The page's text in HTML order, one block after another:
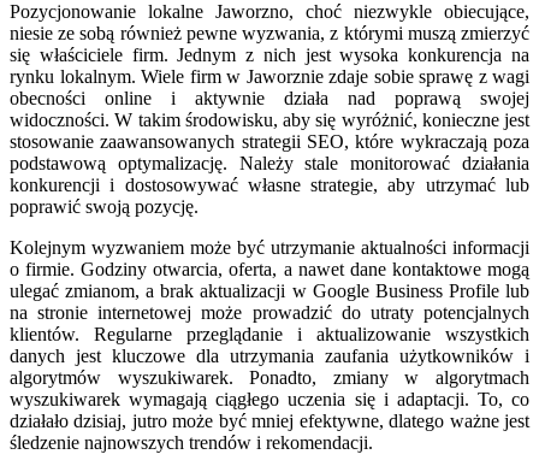
Pozycjonowanie lokalne Jaworzno, choć niezwykle obiecujące,
niesie ze sobą również pewne wyzwania, z którymi muszą zmierzyć
się właściciele firm. Jednym z nich jest wysoka konkurencja na
rynku lokalnym. Wiele firm w Jaworznie zdaje sobie sprawę z wagi
obecności online i aktywnie działa nad poprawą swojej
widoczności. W takim środowisku, aby się wyróżnić, konieczne jest
stosowanie zaawansowanych strategii SEO, które wykraczają poza
podstawową optymalizację. Należy stale monitorować działania
konkurencji i dostosowywać własne strategie, aby utrzymać lub
poprawić swoją pozycję.
Kolejnym wyzwaniem może być utrzymanie aktualności informacji
o firmie. Godziny otwarcia, oferta, a nawet dane kontaktowe mogą
ulegać zmianom, a brak aktualizacji w Google Business Profile lub
na stronie internetowej może prowadzić do utraty potencjalnych
klientów. Regularne przeglądanie i aktualizowanie wszystkich
danych jest kluczowe dla utrzymania zaufania użytkowników i
algorytmów wyszukiwarek. Ponadto, zmiany w algorytmach
wyszukiwarek wymagają ciągłego uczenia się i adaptacji. To, co
działało dzisiaj, jutro może być mniej efektywne, dlatego ważne jest
śledzenie najnowszych trendów i rekomendacji.